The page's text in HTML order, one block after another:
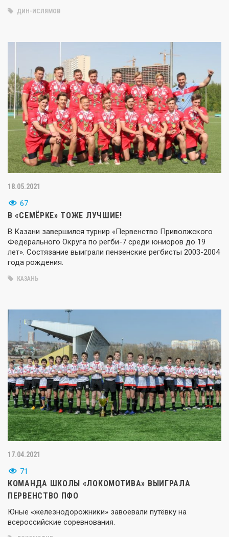
ДИН-ИСЛЯМОВ
18.05.2021
67
В «СЕМЁРКЕ» ТОЖЕ ЛУЧШИЕ!
В Казани завершился турнир «Первенство Приволжского
Федерального Округа по регби-7 среди юниоров до 19
лет». Состязание выиграли пензенские регбисты 2003-2004
года рождения.
КАЗАНЬ
17.04.2021
71
КОМАНДА ШКОЛЫ «ЛОКОМОТИВА» ВЫИГРАЛА
ПЕРВЕНСТВО ПФО
Юные «железнодорожники» завоевали путёвку на
всероссийские соревнования.